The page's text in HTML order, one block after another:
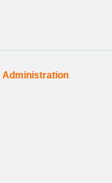
Administration